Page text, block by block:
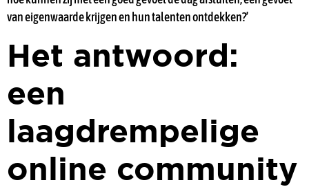
van eigenwaarde krijgen en hun talenten ontdekken?’
Het antwoord:
een
laagdrempelige
online community